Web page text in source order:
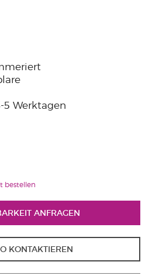
5 Werktagen
bestellen
ANFRAGEN
KONTAKTIEREN